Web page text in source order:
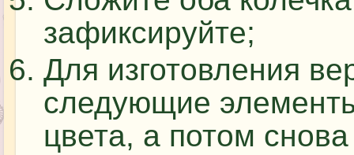
зафиксируйте;
Для изготовления
следующие
цвета, а потом